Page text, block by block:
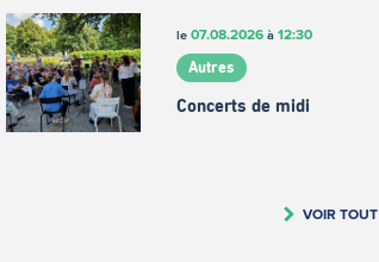
le 07.08.2026à 12:30
Autres
Concerts de midi
VOIR TOUT